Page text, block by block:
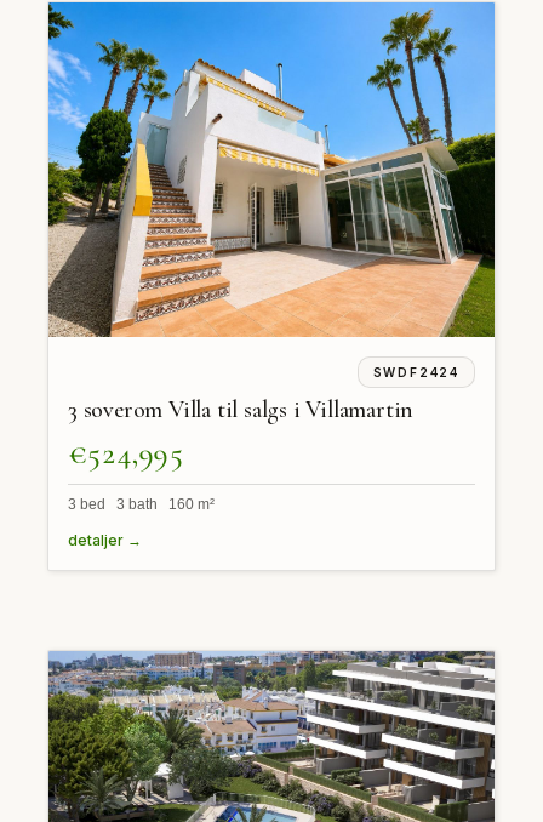
SWDF2424
3 soverom Villa til salgs i Villamartin
€524,995
3 bed 3 bath 160 m²
detaljer →